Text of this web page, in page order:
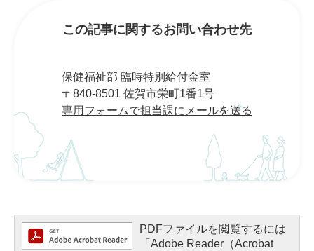
この記事に関するお問い合わせ先
保健福祉部 臨時特別給付金室
〒840-8501 佐賀市栄町1番1号
専用フォームで担当課にメールを送る
PDFファイルを閲覧するには
「Adobe Reader（Acrobat